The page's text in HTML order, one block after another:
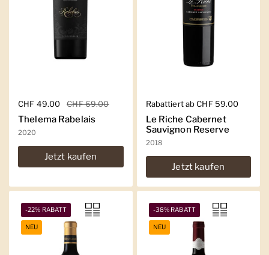
Regulärer Preis
CHF 49.00 Sale-Preis
CHF 69.00
Thelema Rabelais
2020
Jetzt kaufen
Regulärer Preis
Rabattiert ab CHF 59.00
Le Riche Cabernet
Sauvignon Reserve
2018
Jetzt kaufen
-22% RABATT
NEU
-38% RABATT
NEU